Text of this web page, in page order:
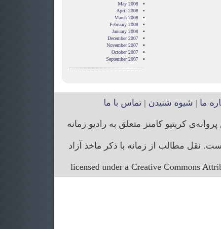
May 2008
April 2008
March 2008
February 2008
January 2008
December 2007
November 2007
October 2007
September 2007
ما | شیوه شنیدن |تماس با ما
کریتیو کامنز متعلق به رادیو زمانه
نقل مطالب از زمانه با ذکر ماخذ آزاد
licensed under a Creative Commons